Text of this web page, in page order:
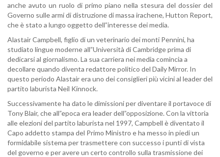
anche avuto un ruolo di primo piano nella stesura del dossier del
Governo sulle armi di distruzione di massa irachene, Hutton Report,
che è stato a lungo oggetto dell”interesse dei media.
Alastair Campbell, figlio di un veterinario dei monti Pennini, ha
studiato lingue moderne all”Università di Cambridge prima di
dedicarsi al giornalismo. La sua carriera nei media comincia a
decollare quando diventa redattore politico del Daily Mirror. In
questo periodo Alastair era uno dei consiglieri più vicini al leader del
partito laburista Neil Kinnock.
Successivamente ha dato le dimissioni per diventare il portavoce di
Tony Blair, che all”epoca era leader dell”opposizione. Con la vittoria
alle elezioni del partito laburista nel 1997, Campbell è diventato il
Capo addetto stampa del Primo Ministro e ha messo in piedi un
formidabile sistema per trasmettere con successo i punti di vista
del governo e per avere un certo controllo sulla trasmissione dei